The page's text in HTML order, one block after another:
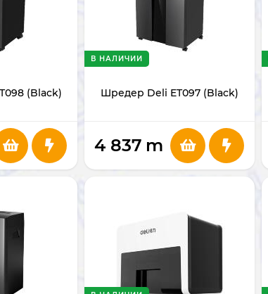
(Black) Шредер Deli ET097 (Black)
В НАЛИЧИИ
4 837 m